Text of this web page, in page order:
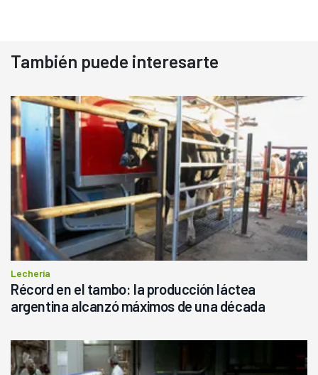
También puede interesarte
Lechería
Récord en el tambo: la producción láctea
argentina alcanzó máximos de una década